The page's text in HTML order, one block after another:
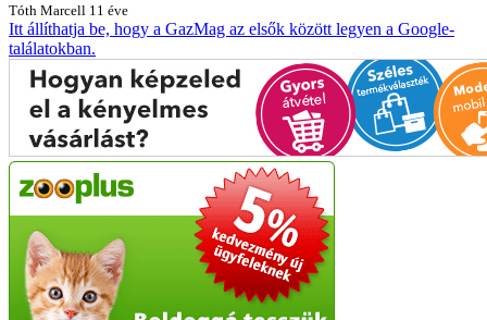
Tóth Marcell 11 éve
Itt állíthatja be, hogy a GazMag az elsők között legyen a Google-
találatokban.